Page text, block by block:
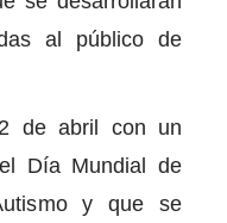
al público de
de abril con un
Día Mundial de
y que se